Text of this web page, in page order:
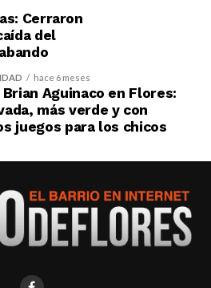
Cerraron
del
hace 6 meses
Brian Aguinaco en Flores:
más verde y con
juegos para los chicos